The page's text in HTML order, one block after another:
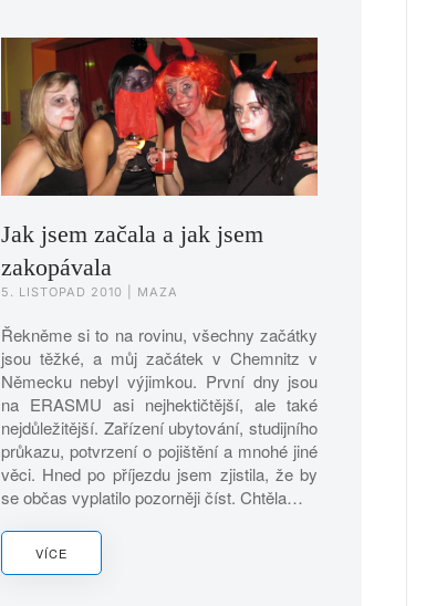
Jak jsem začala a jak jsem
zakopávala
5. LISTOPAD 2010 | MAZA
Řekněme si to na rovinu, všechny začátky
jsou těžké, a můj začátek v Chemnitz v
Německu nebyl výjimkou. První dny jsou
na ERASMU asi nejhektičtější, ale také
nejdůležitější. Zařízení ubytování, studijního
průkazu, potvrzení o pojištění a mnohé jiné
věci. Hned po příjezdu jsem zjistila, že by
se občas vyplatilo pozorněji číst. Chtěla…
VÍCE